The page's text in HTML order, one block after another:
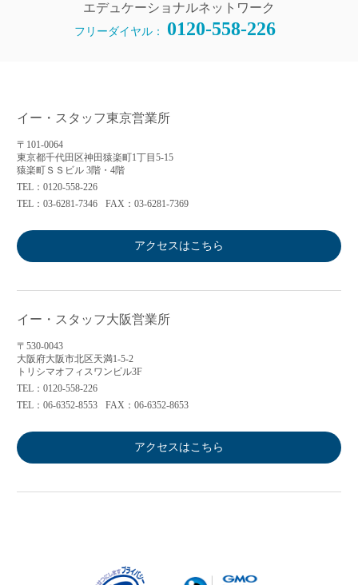
エデュケーショナルネットワーク
フリーダイヤル： 0120-558-226
イー・スタッフ東京営業所
〒101-0064
東京都千代田区神田猿楽町1丁目5-15
猿楽町ＳＳビル 3階・4階
TEL：0120-558-226
TEL：03-6281-7346
FAX：03-6281-7369
アクセスはこちら
イー・スタッフ大阪営業所
〒530-0043
大阪府大阪市北区天満1-5-2
トリシマオフィスワンビル3F
TEL：0120-558-226
TEL：06-6352-8553
FAX：06-6352-8653
アクセスはこちら